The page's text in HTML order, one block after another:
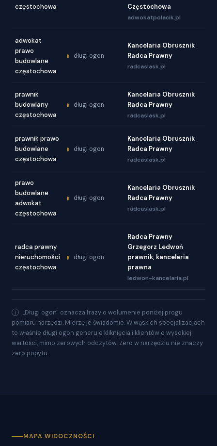
częstochowa
Częstochowa
adwokatpolacik.pl
adwokat
prawo
budowlane
częstochowa
długi ogon
Kancelaria Obrusznik
Radca Prawny
radcaslask.pl
prawnik
budowlany
częstochowa
długi ogon
Kancelaria Obrusznik
Radca Prawny
radcaslask.pl
prawnik prawo
budowlane
częstochowa
długi ogon
Kancelaria Obrusznik
Radca Prawny
radcaslask.pl
prawo
budowlane
adwokat
częstochowa
długi ogon
Kancelaria Obrusznik
Radca Prawny
radcaslask.pl
radca prawny
nieruchomości
częstochowa
długi ogon
Radca Prawny
Grzegorz Ledwoń
prawnik, kancelaria
prawna
ledwon-kancelaria.pl
„Długi ogon" oznacza frazy o wolumenie poniżej progu
pomiaru narzędzi. Mierzę je świadomie. W wąskich specjalizacjach
to właśnie długi ogon generuje kliknięcia i klientów o wysokiej
wartości, mimo zerowych odczytów. Zero w narzędziu nie znaczy
zero popytu.
MAPA WIDOCZNOŚCI